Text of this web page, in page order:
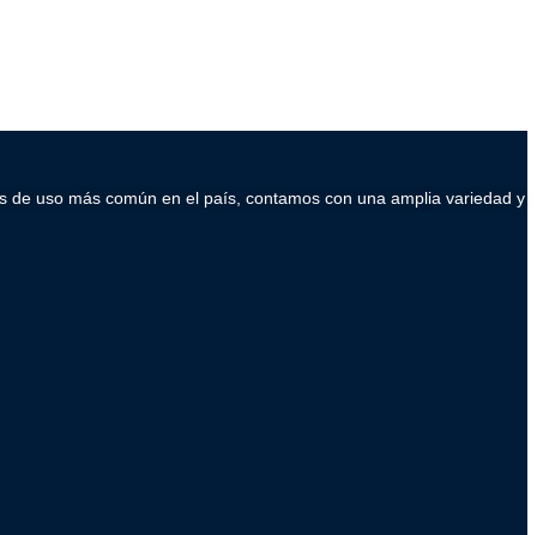
uso más común en el país, contamos con una amplia variedad y